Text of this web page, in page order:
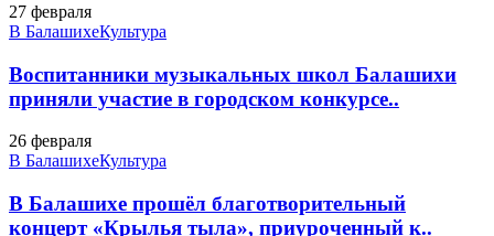
27 февраля
В БалашихеКультура
Воспитанники музыкальных школ Балашихи
приняли участие в городском конкурсе..
26 февраля
В БалашихеКультура
В Балашихе прошёл благотворительный
концерт «Крылья тыла», приуроченный к..